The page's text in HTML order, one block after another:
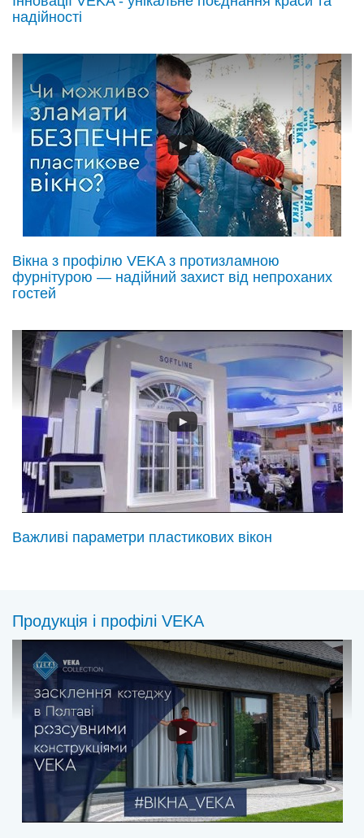
надійності
Вікна з профілю VEKA з протизламною
фурнітурою — надійний захист від непроханих
гостей
Важливі параметри пластикових вікон
Продукція і профілі VEKA